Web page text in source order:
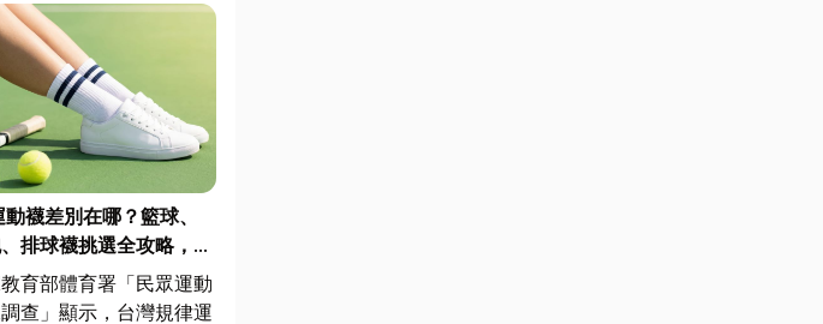
襪差別在哪？籃球、
排球襪挑選全攻略，穿
動不傷腳！
育部體育署「民眾運動
查」顯示，台灣規律運